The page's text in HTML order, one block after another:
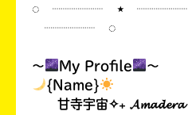
◌ ┈┈┈┈ ⋆
┈┈┈┈ ◌
〜 My Profile
〜
{Name}
甘寺宇宙✧₊ 𝓐𝓶𝓪𝓭𝓮𝓻𝓪